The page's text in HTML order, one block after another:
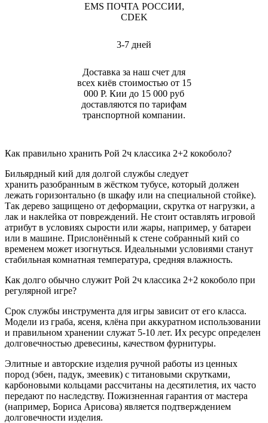
EMS ПОЧТА РОССИИ,
CDEK
3-7 дней
Доставка за наш счет для
всех киёв стоимостью от 15
000 Р. Кии до 15 000 руб
доставляются по тарифам
транспортной компании.
Как правильно хранить Рой 2ч классика 2+2 кокоболо?
Бильярдный кий для долгой службы следует
хранить разобранным в жёстком тубусе, который должен
лежать горизонтально (в шкафу или на специальной стойке).
Так дерево защищено от деформации, скрутка от нагрузки, а
лак и наклейка от повреждений. Не стоит оставлять игровой
атрибут в условиях сырости или жары, например, у батареи
или в машине. Прислонённый к стене собранный кий со
временем может изогнуться. Идеальными условиями станут
стабильная комнатная температура, средняя влажность.
Как долго обычно служит Рой 2ч классика 2+2 кокоболо при
регулярной игре?
Срок службы инструмента для игры зависит от его класса.
Модели из граба, ясеня, клёна при аккуратном использовании
и правильном хранении служат 5-10 лет. Их ресурс определен
долговечностью древесины, качеством фурнитуры.
Элитные и авторские изделия ручной работы из ценных
пород (эбен, падук, змеевик) с титановыми скрутками,
карбоновыми кольцами рассчитаны на десятилетия, их часто
передают по наследству. Пожизненная гарантия от мастера
(например, Бориса Арисова) является подтверждением
долговечности изделия.